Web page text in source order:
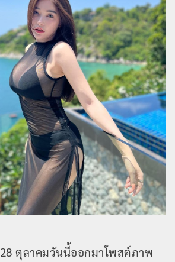
ตุลาคมวันนี้ออกมาโพสต์ภาพ